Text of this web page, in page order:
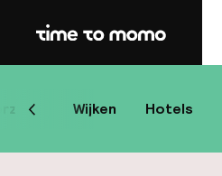
Home
Wijken Hotels
Scroll naar links